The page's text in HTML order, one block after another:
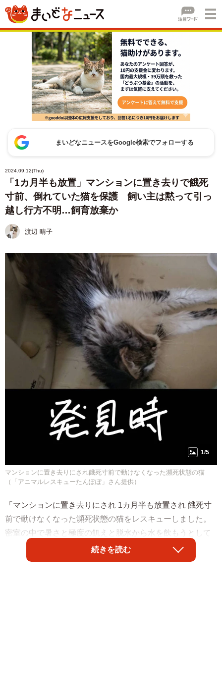
まいどなニュースをGoogle検索でフォローする
2024.09.12(Thu)
「1カ月半も放置」マンションに置き去りで餓死
寸前、倒れていた猫を保護 飼い主は黙って引っ
越し行方不明…飼育放棄か
渡辺 晴子
1/5
マンションに置き去りにされ餓死寸前で動けなくなった瀕死状態の猫
（「アニマルレスキューたんぽぽ」さん提供）
「マンションに置き去りにされ 1カ月半も放置され 餓死寸
前で動けなくなった瀕死状態の猫をレスキューしました。
密室の中で暑さと極度の飢えと脱水から水を飲もうとして
便器の横で倒れていました。」
続きを読む